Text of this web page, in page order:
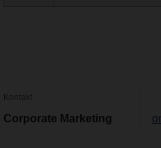
Kontakt
Corporate Marketing